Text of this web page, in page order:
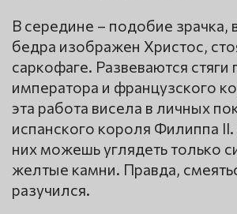
В середине – подобие зрачка,
бедра изображен Христос,
саркофаге. Развеваются стяги
императора и французского
эта работа висела в личных
испанского короля Филиппа
них можешь углядеть только
желтые камни. Правда,
разучился.